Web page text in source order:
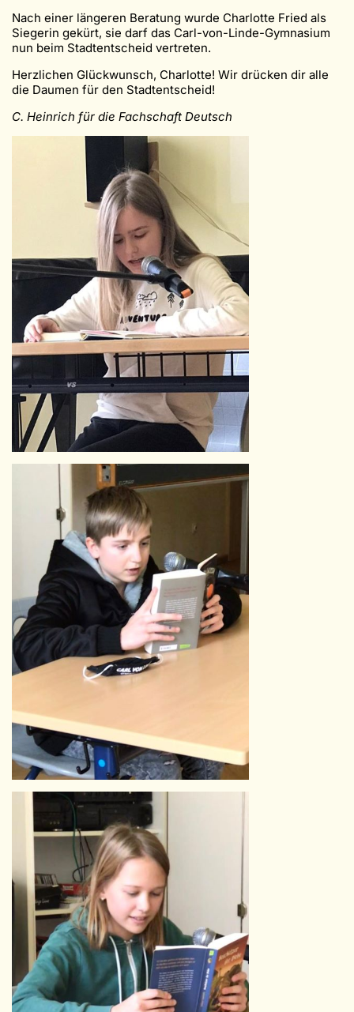
Nach einer längeren Beratung wurde Charlotte Fried als
Siegerin gekürt, sie darf das Carl-von-Linde-Gymnasium
nun beim Stadtentscheid vertreten.
Herzlichen Glückwunsch, Charlotte! Wir drücken dir alle
die Daumen für den Stadtentscheid!
C. Heinrich für die Fachschaft Deutsch